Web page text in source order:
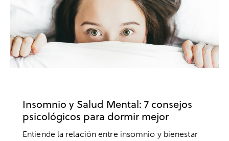
Insomnio y Salud Mental: 7 consejos
psicológicos para dormir mejor
Entiende la relación entre insomnio y bienestar